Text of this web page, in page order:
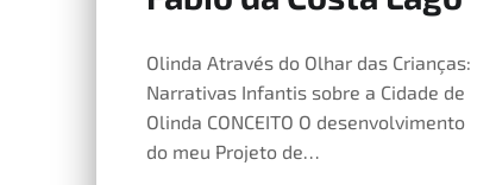
Olinda Através do Olhar das Crianças:
Narrativas Infantis sobre a Cidade de
Olinda CONCEITO O desenvolvimento
do meu Projeto de…
14 de Maio, 2026